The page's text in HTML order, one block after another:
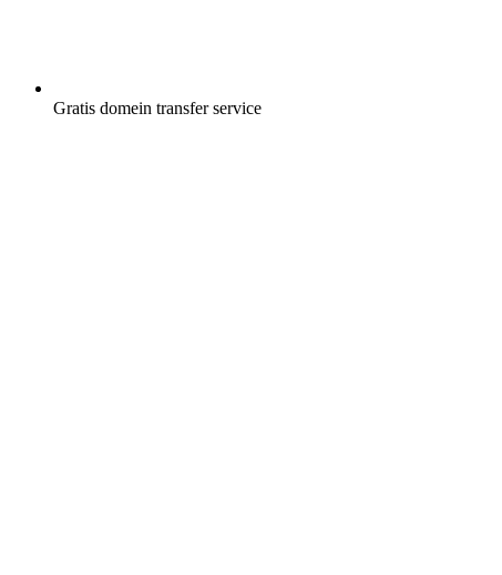
Gratis domein transfer service